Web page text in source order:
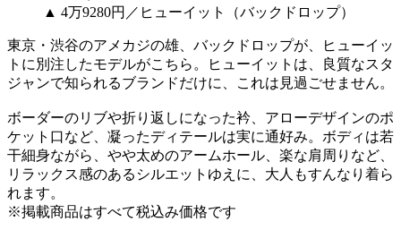
▲ 4万9280円／ヒューイット（バックドロップ）
東京・渋谷のアメカジの雄、バックドロップが、ヒューイッ
トに別注したモデルがこちら。ヒューイットは、良質なスタ
ジャンで知られるブランドだけに、これは見過ごせません。
ボーダーのリブや折り返しになった衿、アローデザインのポ
ケット口など、凝ったディテールは実に通好み。ボディは若
干細身ながら、やや太めのアームホール、楽な肩周りなど、
リラックス感のあるシルエットゆえに、大人もすんなり着ら
れます。
※掲載商品はすべて税込み価格です